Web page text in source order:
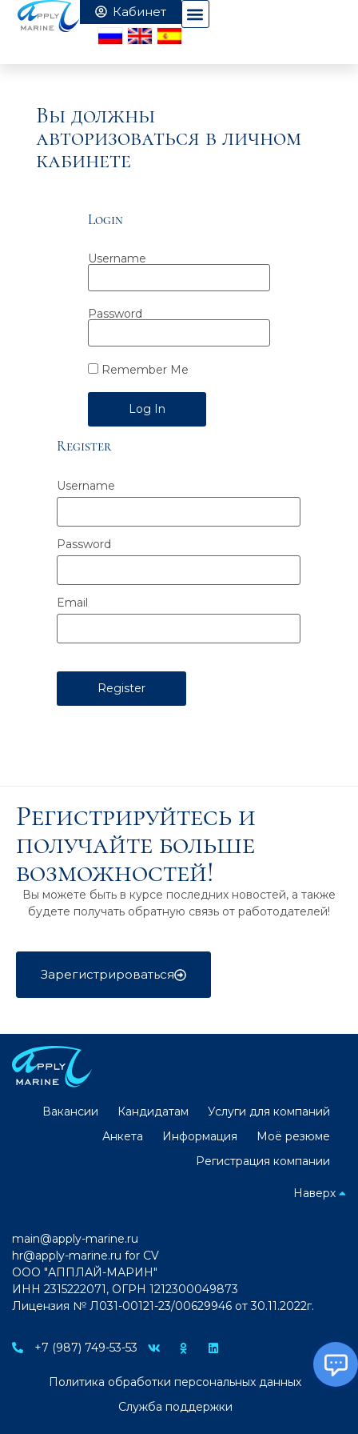
Вы должны
авторизоваться в личном
кабинете
Login
Username
Password
Remember Me
Alternative:
Register
Username
Password
Email
Регистрируйтесь и
получайте больше
возможностей!
Вы можете быть в курсе последних новостей, а также
будете получать обратную связь от работодателей!
Зарегистрироваться
Вакансии Кандидатам
Услуги для компаний
Анкета
Информация
Моё резюме
Регистрация компании
Наверх
main@apply-marine.ru
hr@apply-marine.ru for CV
ООО "АППЛАЙ-МАРИН"
ИНН 2315222071, ОГРН 1212300049873
Лицензия № Л031-00121-23/00629946 от 30.11.2022г.
+7 (987) 749-53-53
Политика обработки персональных данных
Служба поддержки